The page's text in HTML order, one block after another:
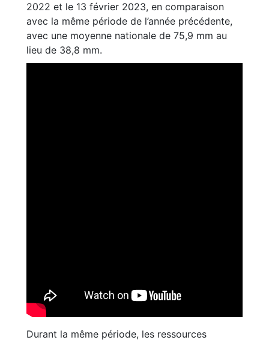
2022 et le 13 février 2023, en comparaison
avec la même période de l’année précédente,
avec une moyenne nationale de 75,9 mm au
lieu de 38,8 mm.
Durant la même période, les ressources